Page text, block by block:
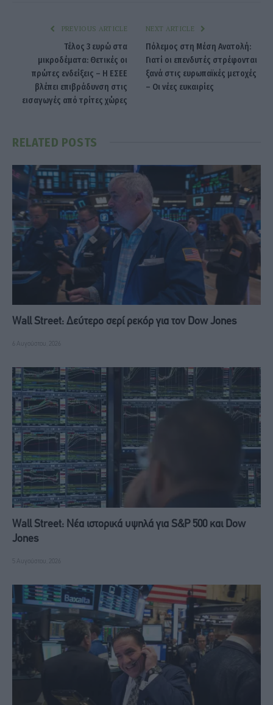
PREVIOUS ARTICLE
Τέλος 3 ευρώ στα
μικροδέματα: Θετικές οι
πρώτες ενδείξεις – Η ΕΣΕΕ
βλέπει επιβράδυνση στις
εισαγωγές από τρίτες χώρες
NEXT ARTICLE
Πόλεμος στη Μέση Ανατολή:
Γιατί οι επενδυτές στρέφονται
ξανά στις ευρωπαϊκές μετοχές
– Οι νέες ευκαιρίες
RELATED POSTS
Wall Street: Δεύτερο σερί ρεκόρ για τον Dow Jones
6 Αυγούστου, 2026
Wall Street: Νέα ιστορικά υψηλά για S&P 500 και Dow
Jones
5 Αυγούστου, 2026